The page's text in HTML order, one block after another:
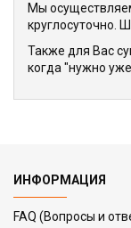
Мы
круглосуточно.
Также для Вас
когда "нужно
ИНФОРМАЦИЯ
FAQ (Вопросы и